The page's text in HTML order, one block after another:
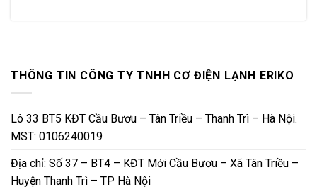
THÔNG TIN CÔNG TY TNHH CƠ ĐIỆN LẠNH ERIKO
Lô 33 BT5 KĐT Cầu Bươu – Tân Triều – Thanh Trì – Hà Nội.
MST: 0106240019
Địa chỉ: Số 37 – BT4 – KĐT Mới Cầu Bươu – Xã Tân Triều –
Huyện Thanh Trì – TP Hà Nội